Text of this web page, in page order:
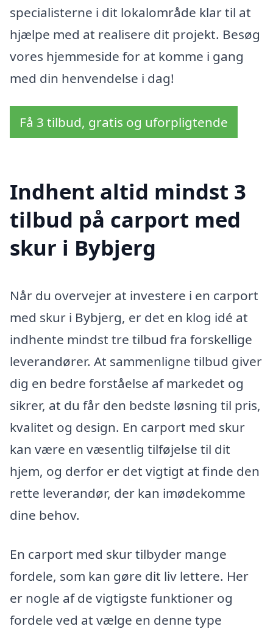
specialisterne i dit lokalområde klar til at
hjælpe med at realisere dit projekt. Besøg
vores hjemmeside for at komme i gang
med din henvendelse i dag!
Få 3 tilbud, gratis og uforpligtende
Indhent altid mindst 3
tilbud på carport med
skur i Bybjerg
Når du overvejer at investere i en carport
med skur i Bybjerg, er det en klog idé at
indhente mindst tre tilbud fra forskellige
leverandører. At sammenligne tilbud giver
dig en bedre forståelse af markedet og
sikrer, at du får den bedste løsning til pris,
kvalitet og design. En carport med skur
kan være en væsentlig tilføjelse til dit
hjem, og derfor er det vigtigt at finde den
rette leverandør, der kan imødekomme
dine behov.
En carport med skur tilbyder mange
fordele, som kan gøre dit liv lettere. Her
er nogle af de vigtigste funktioner og
fordele ved at vælge en denne type